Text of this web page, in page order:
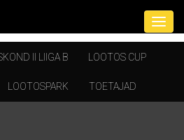
II LIIGA B LOOTOS CUP
LOOTOSPARK TOETAJAD